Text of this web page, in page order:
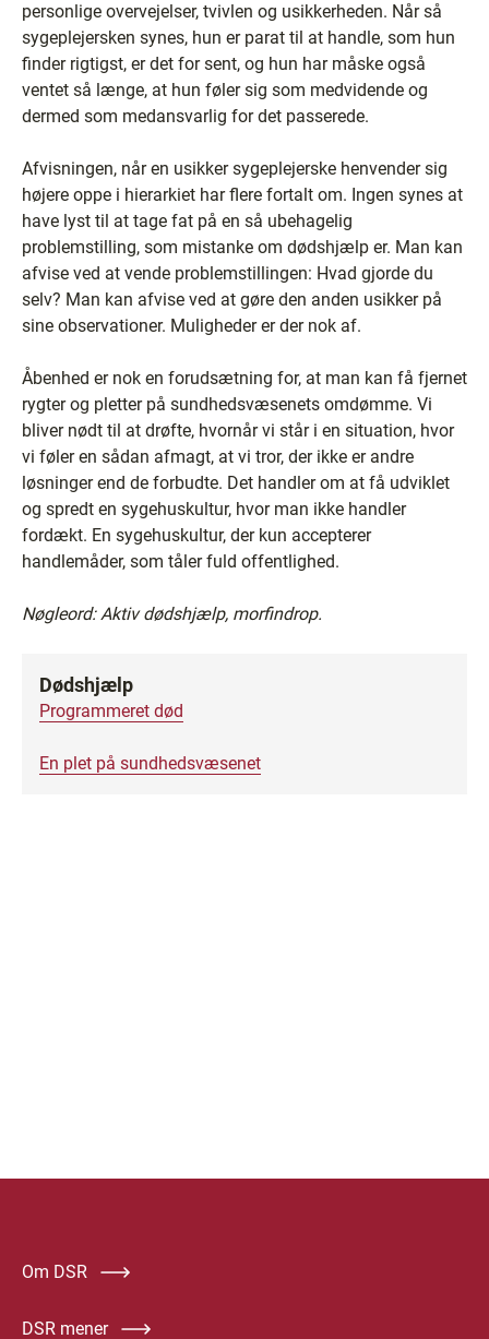
personlige overvejelser, tvivlen og usikkerheden. Når så
sygeplejersken synes, hun er parat til at handle, som hun
finder rigtigst, er det for sent, og hun har måske også
ventet så længe, at hun føler sig som medvidende og
dermed som medansvarlig for det passerede.
Afvisningen, når en usikker sygeplejerske henvender sig
højere oppe i hierarkiet har flere fortalt om. Ingen synes at
have lyst til at tage fat på en så ubehagelig
problemstilling, som mistanke om dødshjælp er. Man kan
afvise ved at vende problemstillingen: Hvad gjorde du
selv? Man kan afvise ved at gøre den anden usikker på
sine observationer. Muligheder er der nok af.
Åbenhed er nok en forudsætning for, at man kan få fjernet
rygter og pletter på sundhedsvæsenets omdømme. Vi
bliver nødt til at drøfte, hvornår vi står i en situation, hvor
vi føler en sådan afmagt, at vi tror, der ikke er andre
løsninger end de forbudte. Det handler om at få udviklet
og spredt en sygehuskultur, hvor man ikke handler
fordækt. En sygehuskultur, der kun accepterer
handlemåder, som tåler fuld offentlighed.
Nøgleord: Aktiv dødshjælp, morfindrop.
Dødshjælp
Programmeret død
En plet på sundhedsvæsenet
Om DSR
DSR mener